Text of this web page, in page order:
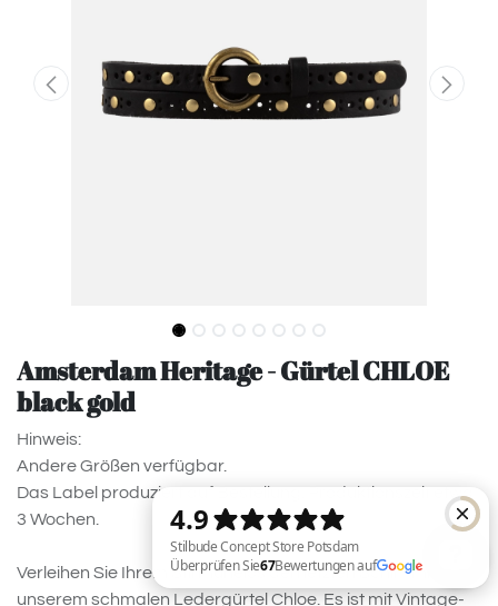
Amsterdam Heritage - Gürtel CHLOE
black gold
Hinweis:
Andere Größen verfügbar.
Das Label produziert auf Bestellung. Produktionszeit etwa
3 Wochen.
Verleihen Sie Ihrem Stil mühelos den letzten Schliff mit
unserem schmalen Ledergürtel Chloe. Es ist mit Vintage-